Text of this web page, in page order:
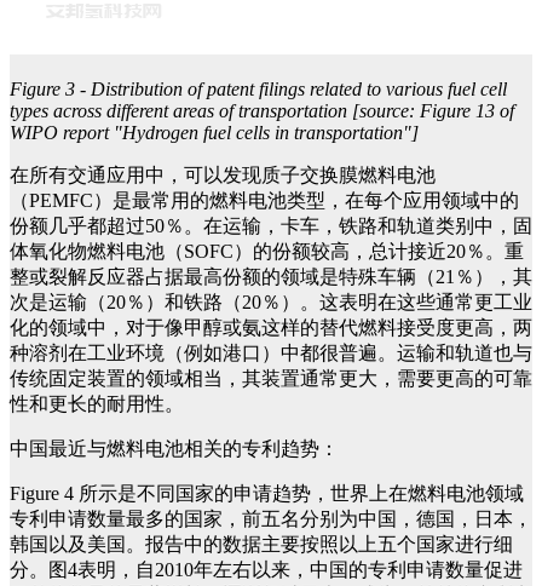
Figure 3 - Distribution of patent filings related to various fuel cell
types across different areas of transportation [source: Figure 13 of
WIPO report "Hydrogen fuel cells in transportation"]
在所有交通应用中，可以发现质子交换膜燃料电池
（PEMFC）是最常用的燃料电池类型，在每个应用领域中的
份额几乎都超过50％。在运输，卡车，铁路和轨道类别中，固
体氧化物燃料电池（SOFC）的份额较高，总计接近20％。重
整或裂解反应器占据最高份额的领域是特殊车辆（21％），其
次是运输（20％）和铁路（20％）。这表明在这些通常更工业
化的领域中，对于像甲醇或氨这样的替代燃料接受度更高，两
种溶剂在工业环境（例如港口）中都很普遍。运输和轨道也与
传统固定装置的领域相当，其装置通常更大，需要更高的可靠
性和更长的耐用性。
中国最近与燃料电池相关的专利趋势：
Figure 4 所示是不同国家的申请趋势，世界上在燃料电池领域
专利申请数量最多的国家，前五名分别为中国，德国，日本，
韩国以及美国。报告中的数据主要按照以上五个国家进行细
分。图4表明，自2010年左右以来，中国的专利申请数量促进